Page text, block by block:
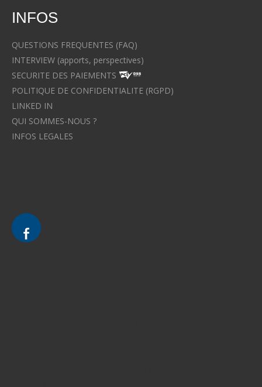
INFOS
QUESTIONS FREQUENTES (FAQ)
INTERVIEW (apports, perspectives)
SECURITE DES PAIEMENTS
POLITIQUE DE CONFIDENTIALITE (RGPD)
LINKED IN
QUI SOMMES-NOUS ?
INFOS LEGALES